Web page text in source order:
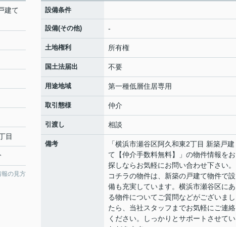
建て
目
報の見方
設備条件
設備(その他) -
土地権利 所有権
国土法届出 不要
用途地域 第一種低層住居専用
取引態様 仲介
引渡し 相談
備考
「横浜市瀬谷区阿久和東2丁目 新築戸建
て【仲介手数料無料】」の物件情報をお
探しならお気軽にお問い合わせ下さい。
コチラの物件は、新築の戸建て物件で設
備も充実しています。横浜市瀬谷区にあ
る物件についてご質問などがございまし
たら、当社スタッフまでお気軽にご連絡
ください。しっかりとサポートさせてい